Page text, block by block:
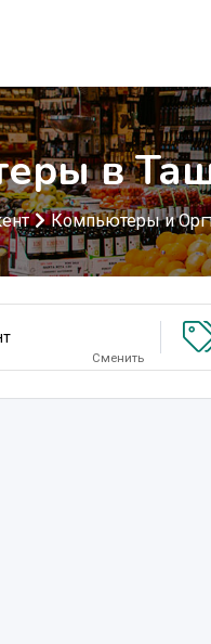
в
Компьютеры и
Сменить